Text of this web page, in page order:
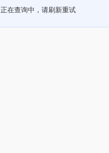
正在查询中，请刷新重试